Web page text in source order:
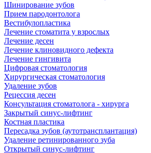
Шинирование зубов
Прием пародонтолога
Вестибулопластика
Лечение стоматита у взрослых
Лечение десен
Лечение клиновидного дефекта
Лечение гингивита
Цифровая стоматология
Хирургическая стоматология
Удаление зубов
Рецессия десен
Консультация стоматолога - хирурга
Закрытый синус-лифтинг
Костная пластика
Пересадка зубов (аутотрансплантация)
Удаление ретинированного зуба
Открытый синус-лифтинг